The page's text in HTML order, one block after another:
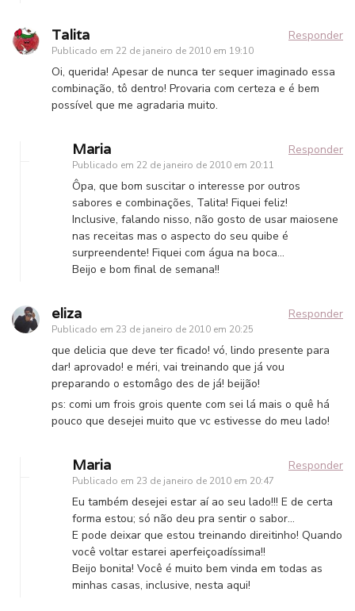
Talita
Publicado em 22 de janeiro de 2010 em 19:10
Responder
Oi, querida! Apesar de nunca ter sequer imaginado essa
combinação, tô dentro! Provaria com certeza e é bem
possível que me agradaria muito.
Maria
Publicado em 22 de janeiro de 2010 em 20:11
Responder
Ôpa, que bom suscitar o interesse por outros
sabores e combinações, Talita! Fiquei feliz!
Inclusive, falando nisso, não gosto de usar maiosene
nas receitas mas o aspecto do seu quibe é
surpreendente! Fiquei com água na boca…
Beijo e bom final de semana!!
eliza
Publicado em 23 de janeiro de 2010 em 20:25
Responder
que delicia que deve ter ficado! vó, lindo presente para
dar! aprovado! e méri, vai treinando que já vou
preparando o estomâgo des de já! beijão!
ps: comi um frois grois quente com sei lá mais o quê há
pouco que desejei muito que vc estivesse do meu lado!
Maria
Publicado em 23 de janeiro de 2010 em 20:47
Responder
Eu também desejei estar aí ao seu lado!!! E de certa
forma estou; só não deu pra sentir o sabor…
E pode deixar que estou treinando direitinho! Quando
você voltar estarei aperfeiçoadíssima!!
Beijo bonita! Você é muito bem vinda em todas as
minhas casas, inclusive, nesta aqui!